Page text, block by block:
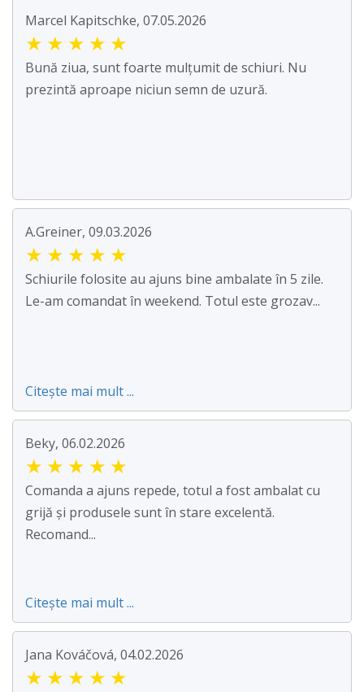
Marcel Kapitschke, 07.05.2026
★ ★ ★ ★ ★
Bună ziua, sunt foarte mulțumit de schiuri. Nu
prezintă aproape niciun semn de uzură.
A.Greiner, 09.03.2026
★ ★ ★ ★ ★
Schiurile folosite au ajuns bine ambalate în 5 zile.
Le-am comandat în weekend. Totul este grozav...
Citește mai mult ...
Beky, 06.02.2026
★ ★ ★ ★ ★
Comanda a ajuns repede, totul a fost ambalat cu
grijă și produsele sunt în stare excelentă.
Recomand...
Citește mai mult ...
Jana Kováčová, 04.02.2026
★ ★ ★ ★ ★